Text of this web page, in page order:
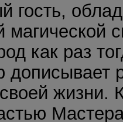
гость,
магической
как раз
дописывает
жизни.